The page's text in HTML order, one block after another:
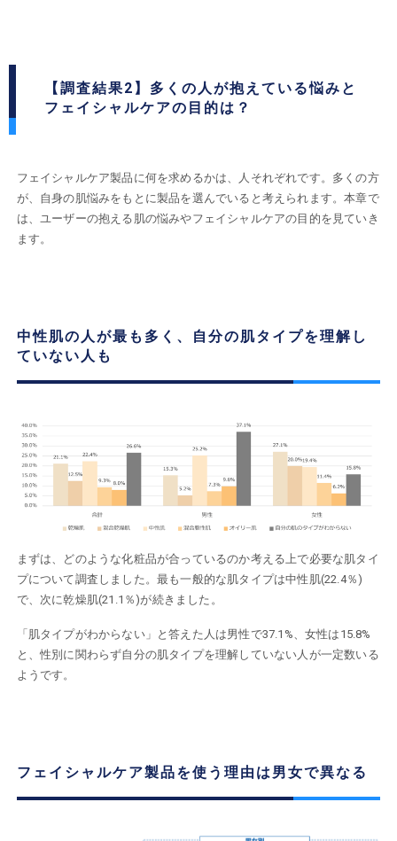
【調査結果2】多くの人が抱えている悩みと
フェイシャルケアの目的は？
フェイシャルケア製品に何を求めるかは、人それぞれです。多くの方
が、自身の肌悩みをもとに製品を選んでいると考えられます。本章で
は、ユーザーの抱える肌の悩みやフェイシャルケアの目的を見ていき
ます。
中性肌の人が最も多く、自分の肌タイプを理解し
ていない人も
まずは、どのような化粧品が合っているのか考える上で必要な肌タイ
プについて調査しました。最も一般的な肌タイプは中性肌(22.4％)
で、次に乾燥肌(21.1％)が続きました。
「肌タイプがわからない」と答えた人は男性で37.1%、女性は15.8%
と、性別に関わらず自分の肌タイプを理解していない人が一定数いる
ようです。
フェイシャルケア製品を使う理由は男女で異なる